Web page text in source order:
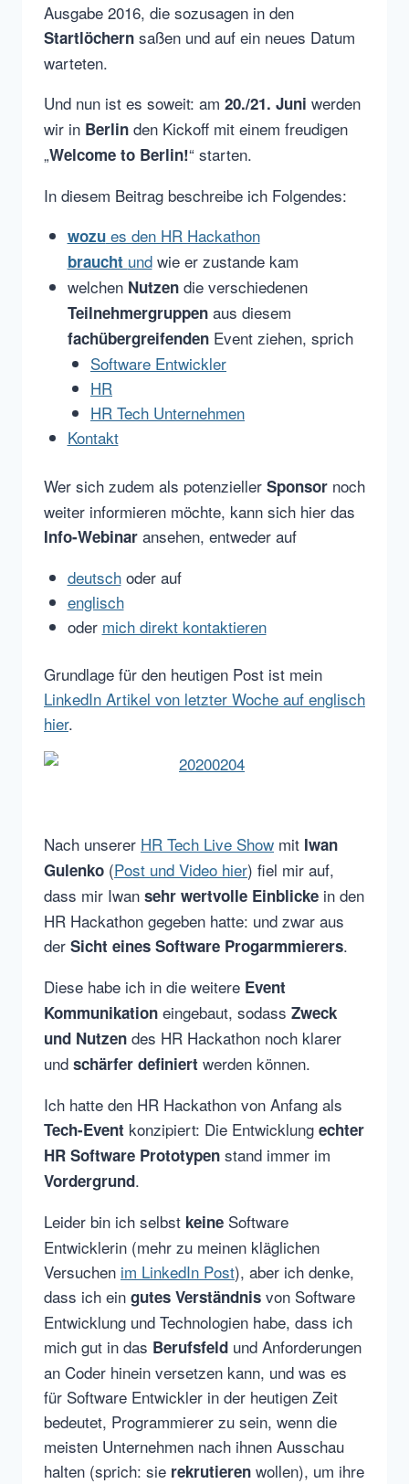
Ausgabe 2016, die sozusagen in den
Startlöchern saßen und auf ein neues Datum
warteten.
Und nun ist es soweit: am 20./21. Juni werden
wir in Berlin den Kickoff mit einem freudigen
„Welcome to Berlin!“ starten.
In diesem Beitrag beschreibe ich Folgendes:
wozues den HR Hackathon
braucht undwie er zustande kam
welchen Nutzendie verschiedenen
Teilnehmergruppenaus diesem
fachübergreifendenEvent ziehen, sprich
Software Entwickler
HR
HR Tech Unternehmen
Kontakt
Wer sich zudem als potenzieller Sponsor noch
weiter informieren möchte, kann sich hier das
Info-Webinar ansehen, entweder auf
deutschoder auf
englisch
oder mich direkt kontaktieren
Grundlage für den heutigen Post ist mein
LinkedIn Artikel von letzter Woche auf englisch
hier.
Nach unserer HR Tech Live Show mit Iwan
Gulenko (Post und Video hier) fiel mir auf,
dass mir Iwan sehr wertvolle Einblicke in den
HR Hackathon gegeben hatte: und zwar aus
der Sicht eines Software Progarmmierers.
Diese habe ich in die weitere Event
Kommunikation eingebaut, sodass Zweck
und Nutzen des HR Hackathon noch klarer
und schärfer definiert werden können.
Ich hatte den HR Hackathon von Anfang als
Tech-Event konzipiert: Die Entwicklung echter
HR Software Prototypen stand immer im
Vordergrund.
Leider bin ich selbst keine Software
Entwicklerin (mehr zu meinen kläglichen
Versuchen im LinkedIn Post), aber ich denke,
dass ich ein gutes Verständnis von Software
Entwicklung und Technologien habe, dass ich
mich gut in das Berufsfeld und Anforderungen
an Coder hinein versetzen kann, und was es
für Software Entwickler in der heutigen Zeit
bedeutet, Programmierer zu sein, wenn die
meisten Unternehmen nach ihnen Ausschau
halten (sprich: sie rekrutieren wollen), um ihre